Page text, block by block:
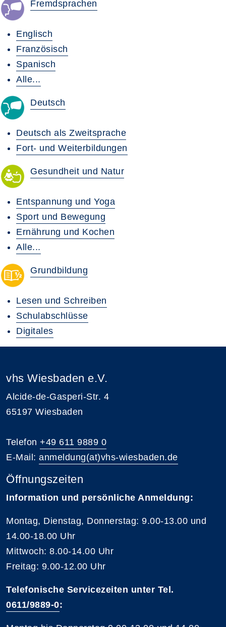
Fremdsprachen
Englisch
Französisch
Spanisch
Alle...
Deutsch
Deutsch als Zweitsprache
Fort- und Weiterbildungen
Gesundheit und Natur
Entspannung und Yoga
Sport und Bewegung
Ernährung und Kochen
Alle...
Grundbildung
Lesen und Schreiben
Schulabschlüsse
Digitales
vhs Wiesbaden e.V.
Alcide-de-Gasperi-Str. 4
65197 Wiesbaden
Telefon +49 611 9889 0
E-Mail: anmeldung(at)vhs-wiesbaden.de
Öffnungszeiten
Information und persönliche Anmeldung:
Montag, Dienstag, Donnerstag: 9.00-13.00 und
14.00-18.00 Uhr
Mittwoch: 8.00-14.00 Uhr
Freitag: 9.00-12.00 Uhr
Telefonische Servicezeiten unter Tel.
0611/9889-0: